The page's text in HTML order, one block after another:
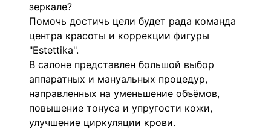
зеркале?
Помочь достичь цели будет рада команда
центра красоты и коррекции фигуры
"Estettika".
В салоне представлен большой выбор
аппаратных и мануальных процедур,
направленных на уменьшение объёмов,
повышение тонуса и упругости кожи,
улучшение циркуляции крови.